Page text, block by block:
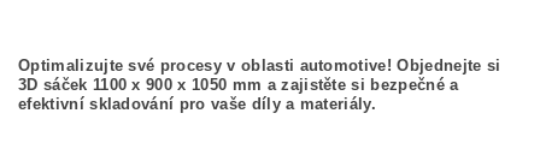
Optimalizujte své procesy v oblasti automotive! Objednejte si
3D sáček 1100 x 900 x 1050 mm a zajistěte si bezpečné a
efektivní skladování pro vaše díly a materiály.